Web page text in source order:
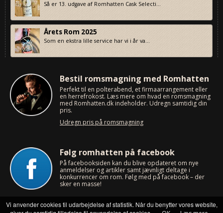
Så er 13. udgave af Romhatten Cask Selecti...
Årets Rom 2025
Som en ekstra lille service har vi i år va...
Bestil romsmagning med Romhatten
Perfekt til en polterabend, et firmaarrangement eller
en herrefrokost. Læs mere om hvad en romsmagning
med Romhatten.dk indeholder. Udregn samtidig din
pris.
Udregn pris på romsmagning
Følg romhatten på facebook
På facebooksiden kan du blive opdateret om nye
anmeldelser og artikler samt jævnligt deltage i
konkurrencer om rom. Følg med på facebook – der
sker en masse!
Vi anvender cookies til udarbejdelse af statistik. Når du benytter vores website,